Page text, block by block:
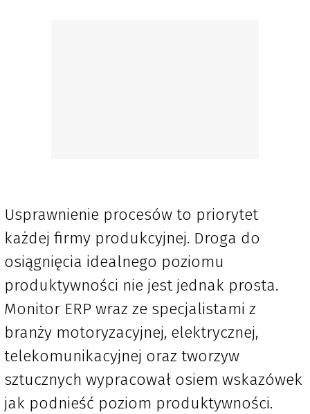
Usprawnienie procesów to priorytet
każdej firmy produkcyjnej. Droga do
osiągnięcia idealnego poziomu
produktywności nie jest jednak prosta.
Monitor ERP wraz ze specjalistami z
branży motoryzacyjnej, elektrycznej,
telekomunikacyjnej oraz tworzyw
sztucznych wypracował osiem wskazówek
jak podnieść poziom produktywności.